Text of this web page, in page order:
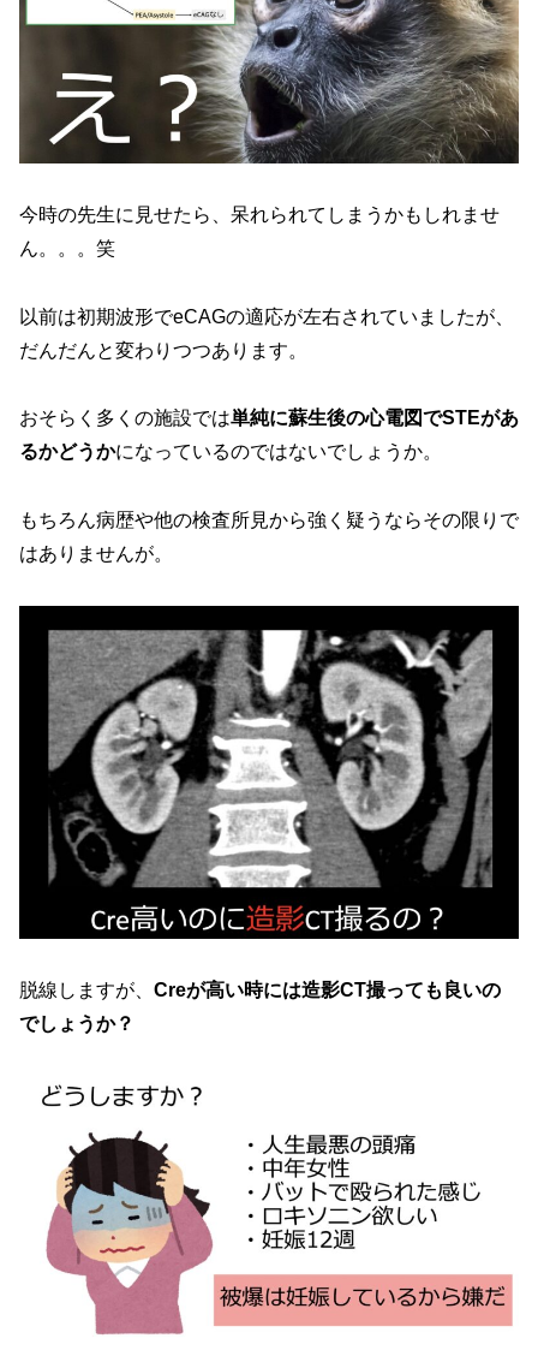
今時の先生に見せたら、呆れられてしまうかもしれませ
ん。。。笑
以前は初期波形でeCAGの適応が左右されていましたが、
だんだんと変わりつつあります。
おそらく多くの施設では単純に蘇生後の心電図でSTEがあ
るかどうかになっているのではないでしょうか。
もちろん病歴や他の検査所見から強く疑うならその限りで
はありませんが。
脱線しますが、 Creが高い時には造影CT撮っても良いの
でしょうか？